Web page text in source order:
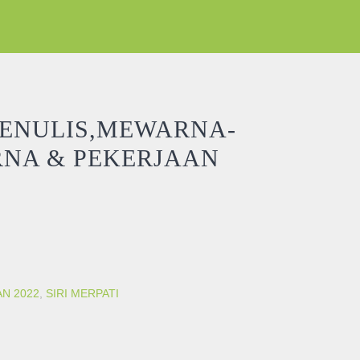
& PEKERJAAN
BENTUK,WARNA & PEKERJAAN quantity
2022 SIRI MERPATI